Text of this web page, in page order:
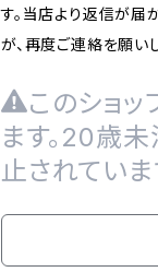
す。当店より返信が
が、再度ご連絡を願い
このショ
ます。20歳
止されていま